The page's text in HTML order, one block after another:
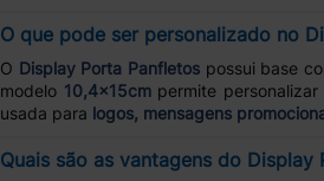
O que pode ser personalizado no
O Display Porta Panfletos possui base
modelo 10,4x15cmpermite personalizar
usada para logos, mensagens
Quais são as vantagens do